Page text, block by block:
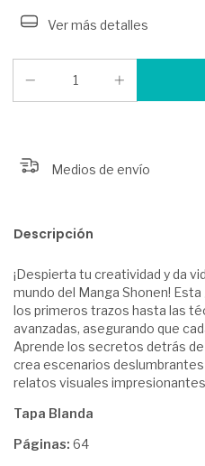
Ver más detalles
Medios de envío
Descripción
¡Despierta tu creatividad y da
mundo del Manga Shonen!
los primeros trazos hasta las
avanzadas, asegurando que
Aprende los secretos detrás
crea escenarios
relatos visuales
Tapa Blanda
Páginas: 64